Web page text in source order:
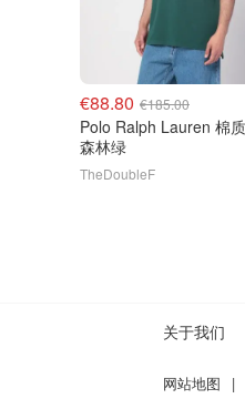
€88.80 €185.00
Polo Ralph Lauren 棉质Polo衫
森林绿
TheDoubleF
关于我们
网站地图 |